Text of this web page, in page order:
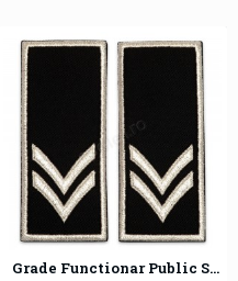
Grade Functionar Public Superior Politia Locala V2